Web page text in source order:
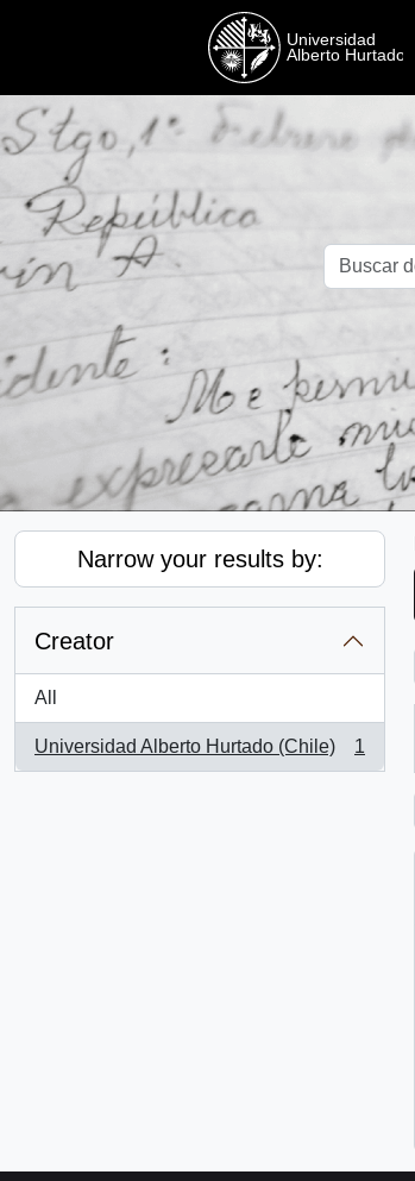
Narrow your results by:
Creator
All
Universidad Alberto Hurtado (Chile)
, 1 results
1